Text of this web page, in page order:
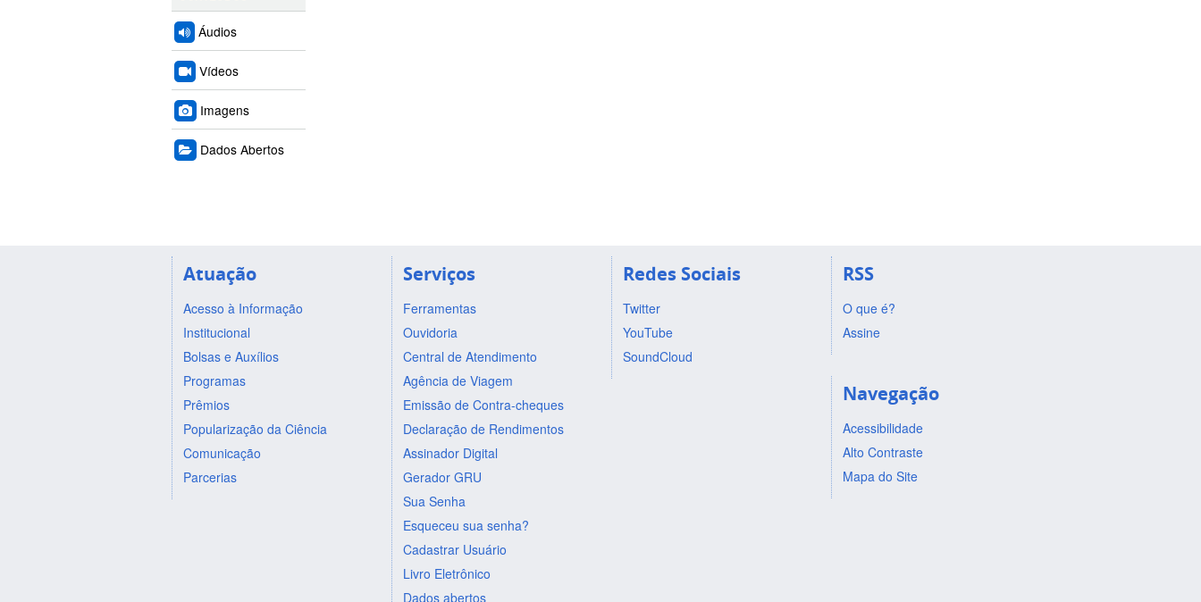
Áudios
Vídeos
Imagens
Dados Abertos
Atuação
Acesso à Informação
Institucional
Bolsas e Auxílios
Programas
Prêmios
Popularização da Ciência
Comunicação
Parcerias
Serviços
Ferramentas
Ouvidoria
Central de Atendimento
Agência de Viagem
Emissão de Contra-cheques
Declaração de Rendimentos
Assinador Digital
Gerador GRU
Sua Senha
Esqueceu sua senha?
Cadastrar Usuário
Livro Eletrônico
Dados abertos
Redes Sociais
Twitter
YouTube
SoundCloud
RSS
O que é?
Assine
Navegação
Acessibilidade
Alto Contraste
Mapa do Site